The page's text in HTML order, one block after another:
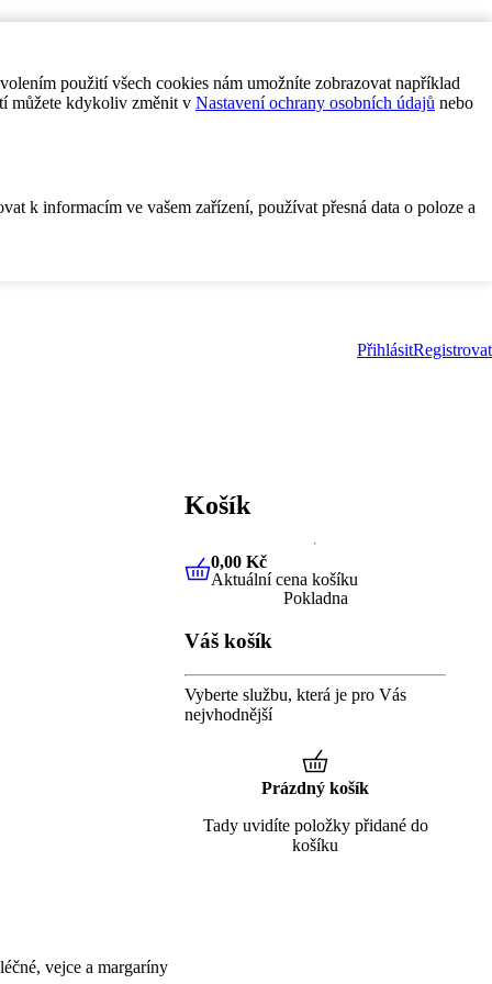
použití všech cookies nám umožníte zobrazovat například
můžete kdykoliv změnit v Nastavení ochrany osobních údajů nebo
k informacím ve vašem zařízení, používat přesná data o poloze a
PřihlásitRegistrovat
vejce a margaríny
Košík
0,00 KčAktuální cena košíku
0,00 Kč
Aktuální cena košíku
Pokladna
Váš košík
Vyberte službu, která je pro Vás
nejvhodnější
Prázdný košík
Tady uvidíte položky přidané do
košíku